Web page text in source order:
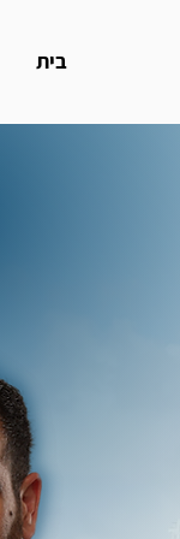
בית